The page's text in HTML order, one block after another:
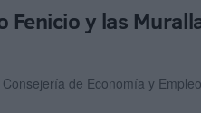
y las
de Economía y